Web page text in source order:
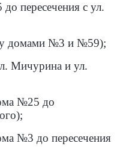
пересечения с ул.
домами №3 и №59);
Мичурина и ул.
№25 до
№3 до пересечения